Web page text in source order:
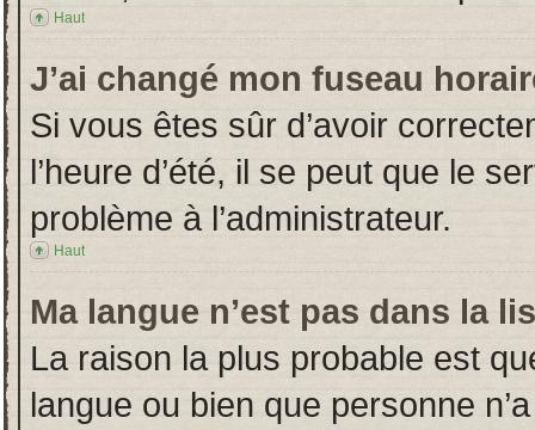
Haut
J’ai changé mon fuseau
Si vous êtes sûr d’avoir
l’heure d’été, il se peut que le
problème à l’administrateur.
Haut
Ma langue n’est pas dans la
La raison la plus probable est
langue ou bien que personne